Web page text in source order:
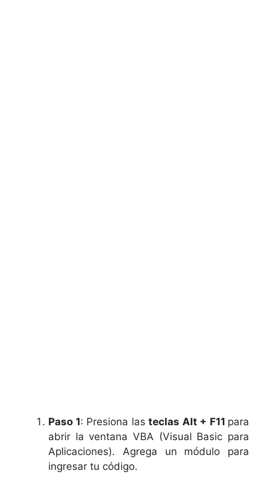
Paso 1: Presiona las teclas Alt + F11 para
abrir la ventana VBA (Visual Basic para
Aplicaciones). Agrega un módulo para
ingresar tu código.